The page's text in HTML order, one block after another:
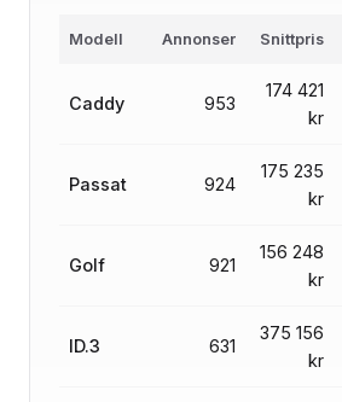
Modell Annonser Snittpris
Caddy 953
174 421
kr
Passat 924
175 235
kr
Golf 921
156 248
kr
ID.3 631
375 156
kr